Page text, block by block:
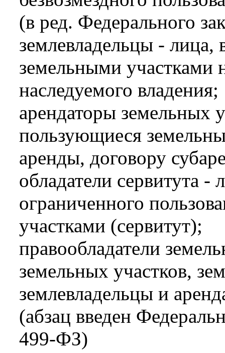
(в ред. Федерального
землевладельцы -
земельными участками
наследуемого владения;
арендаторы земельных
пользующиеся
аренды, договору
обладатели сервитута
ограниченного
участками (сервитут);
правообладатели
земельных участков,
землевладельцы и
(абзац введен
499-ФЗ)